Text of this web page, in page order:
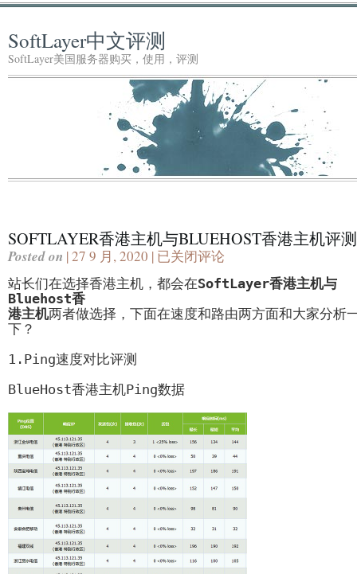
SoftLayer中文评测
SoftLayer美国服务器购买，使用，评测
SOFTLAYER香港主机与BLUEHOST香港主机评测
Posted on | 27 9 月, 2020 | SoftLayer
港
机
港
主
机
评
测
已关闭评论
站长们在选择香港主机，都会在SoftLayer香港主机与
Bluehost香
港主机两者做选择，下面在速度和路由两方面和大家分析
下？
1.Ping速度对比评测
BlueHost香港主机Ping数据